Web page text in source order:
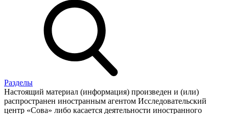
Разделы
Настоящий материал (информация) произведен и (или)
распространен иностранным агентом Исследовательский
центр «Сова» либо касается деятельности иностранного